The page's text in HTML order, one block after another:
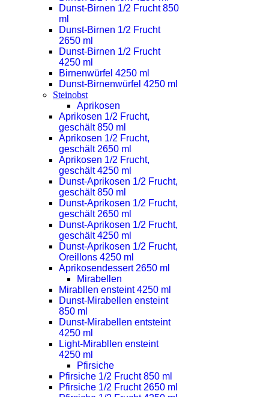
Dunst-Birnen 1/2 Frucht 850
ml
Dunst-Birnen 1/2 Frucht
2650 ml
Dunst-Birnen 1/2 Frucht
4250 ml
Birnenwürfel 4250 ml
Dunst-Birnenwürfel 4250 ml
Steinobst
Aprikosen
Aprikosen 1/2 Frucht,
geschält 850 ml
Aprikosen 1/2 Frucht,
geschält 2650 ml
Aprikosen 1/2 Frucht,
geschält 4250 ml
Dunst-Aprikosen 1/2 Frucht,
geschält 850 ml
Dunst-Aprikosen 1/2 Frucht,
geschält 2650 ml
Dunst-Aprikosen 1/2 Frucht,
geschält 4250 ml
Dunst-Aprikosen 1/2 Frucht,
Oreillons 4250 ml
Aprikosendessert 2650 ml
Mirabellen
Mirabllen ensteint 4250 ml
Dunst-Mirabellen ensteint
850 ml
Dunst-Mirabellen entsteint
4250 ml
Light-Mirabllen ensteint
4250 ml
Pfirsiche
Pfirsiche 1/2 Frucht 850 ml
Pfirsiche 1/2 Frucht 2650 ml